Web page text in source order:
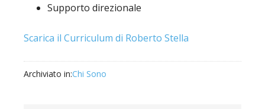
Supporto direzionale
Scarica il Curriculum di Roberto Stella
Archiviato in:Chi Sono